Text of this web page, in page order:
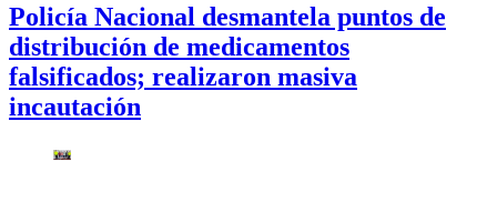
Policía Nacional desmantela puntos de
distribución de medicamentos
falsificados; realizaron masiva
incautación